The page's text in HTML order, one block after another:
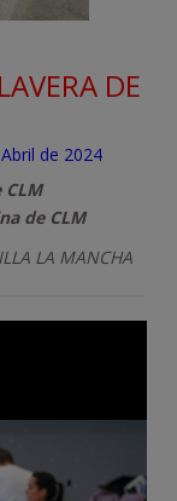
DE
de 2024
CLM
de CLM
LA MANCHA